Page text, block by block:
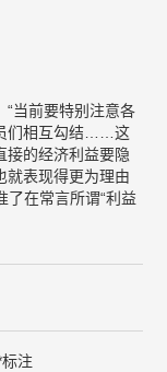
“当前要特别注意各
们相互勾结……这
接的经济利益要隐
就表现得更为理由
了在常言所谓“利益
标注